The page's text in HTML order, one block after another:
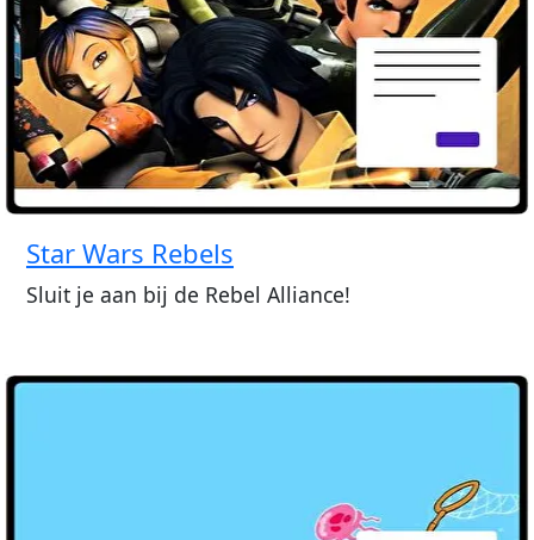
Star Wars Rebels
Sluit je aan bij de Rebel Alliance!